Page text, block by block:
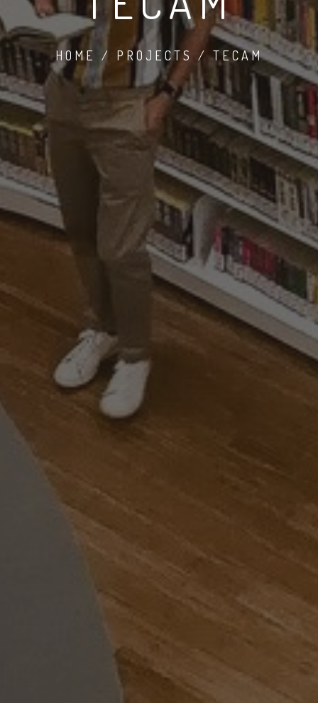
HOME / PROJECTS / TECAM